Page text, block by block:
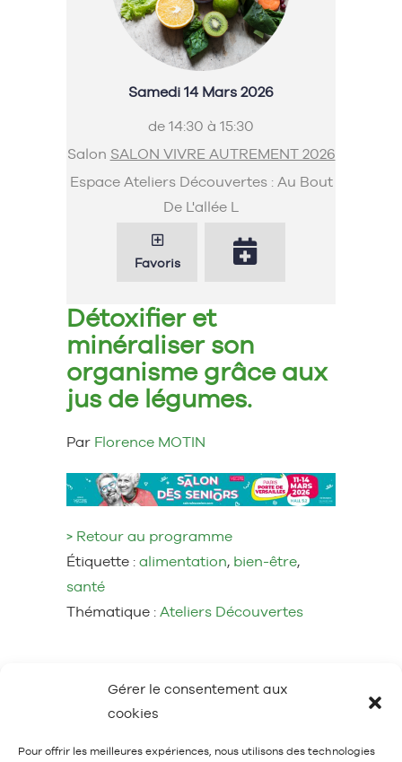
Gérer le consentement aux
cookies
Pour offrir les meilleures expériences, nous utilisons des technologies
Samedi 14 Mars 2026
de 14:30 à 15:30
Salon SALON VIVRE AUTREMENT 2026
Espace Ateliers Découvertes : Au Bout
De L'allée L
Favoris
Détoxifier et
minéraliser son
organisme grâce aux
jus de légumes.
Par Florence MOTIN
> Retour au programme
Étiquette : alimentation, bien-être,
santé
Thématique : Ateliers Découvertes